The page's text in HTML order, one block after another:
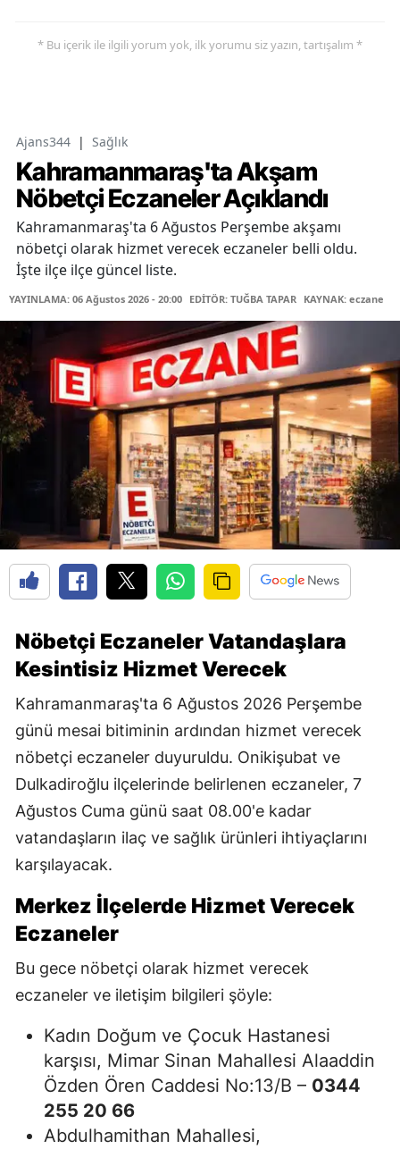
* Bu içerik ile ilgili yorum yok, ilk yorumu siz yazın, tartışalım *
Ajans344 | Sağlık
Kahramanmaraş'ta Akşam
Nöbetçi Eczaneler Açıklandı
Kahramanmaraş'ta 6 Ağustos Perşembe akşamı
nöbetçi olarak hizmet verecek eczaneler belli oldu.
İşte ilçe ilçe güncel liste.
YAYINLAMA: 06 Ağustos 2026 - 20:00 EDİTÖR: TUĞBA TAPAR KAYNAK: eczane
Nöbetçi Eczaneler Vatandaşlara
Kesintisiz Hizmet Verecek
Kahramanmaraş'ta 6 Ağustos 2026 Perşembe
günü mesai bitiminin ardından hizmet verecek
nöbetçi eczaneler duyuruldu. Onikişubat ve
Dulkadiroğlu ilçelerinde belirlenen eczaneler, 7
Ağustos Cuma günü saat 08.00'e kadar
vatandaşların ilaç ve sağlık ürünleri ihtiyaçlarını
karşılayacak.
Merkez İlçelerde Hizmet Verecek
Eczaneler
Bu gece nöbetçi olarak hizmet verecek
eczaneler ve iletişim bilgileri şöyle:
Kadın Doğum ve Çocuk Hastanesi
karşısı, Mimar Sinan Mahallesi Alaaddin
Özden Ören Caddesi No:13/B – 0344
255 20 66
Abdulhamithan Mahallesi,